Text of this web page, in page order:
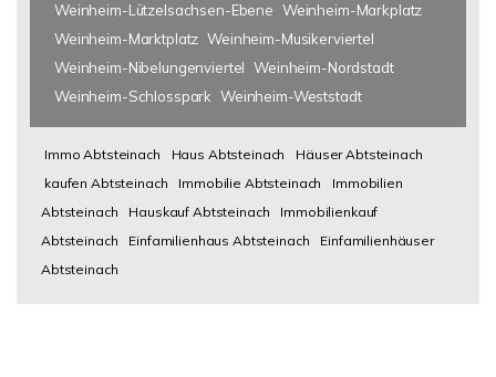
Weinheim-Lützelsachsen-Ebene Weinheim-Markplatz
Weinheim-Marktplatz Weinheim-Musikerviertel
Weinheim-Nibelungenviertel Weinheim-Nordstadt
Weinheim-Schlosspark Weinheim-Weststadt
Immo Abtsteinach Haus Abtsteinach
Häuser Abtsteinach
kaufen Abtsteinach
Immobilie Abtsteinach
Immobilien
Abtsteinach
Hauskauf Abtsteinach
Immobilienkauf
Abtsteinach
Einfamilienhaus Abtsteinach
Einfamilienhäuser
Abtsteinach